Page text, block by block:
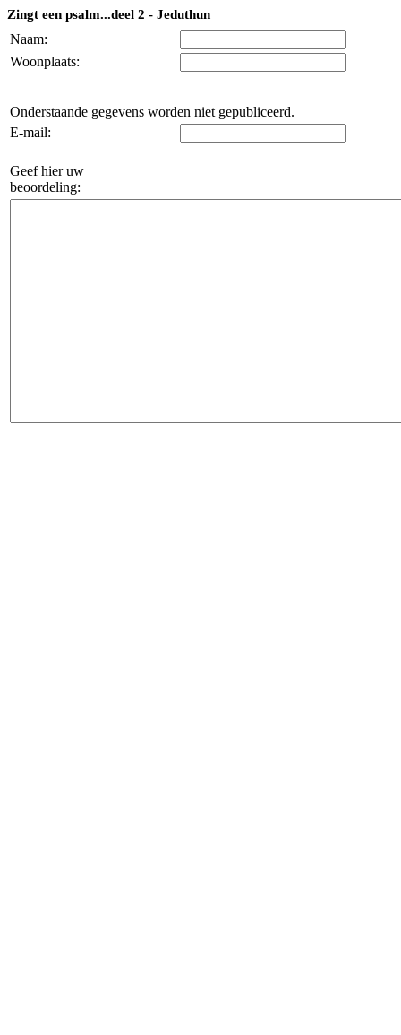
Zingt een psalm...deel 2 - Jeduthun
Naam:
Woonplaats:
Onderstaande gegevens worden niet gepubliceerd.
E-mail:
Geef hier uw
beoordeling: